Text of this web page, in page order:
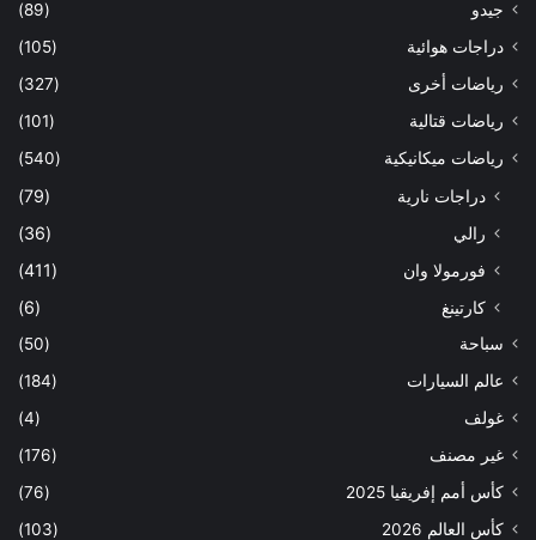
جيدو
(89)
دراجات هوائية
(105)
رياضات أخرى
(327)
رياضات قتالية
(101)
رياضات ميكانيكية
(540)
دراجات نارية
(79)
رالي
(36)
فورمولا وان
(411)
كارتينغ
(6)
سباحة
(50)
عالم السيارات
(184)
غولف
(4)
غير مصنف
(176)
كأس أمم إفريقيا 2025
(76)
كأس العالم 2026
(103)